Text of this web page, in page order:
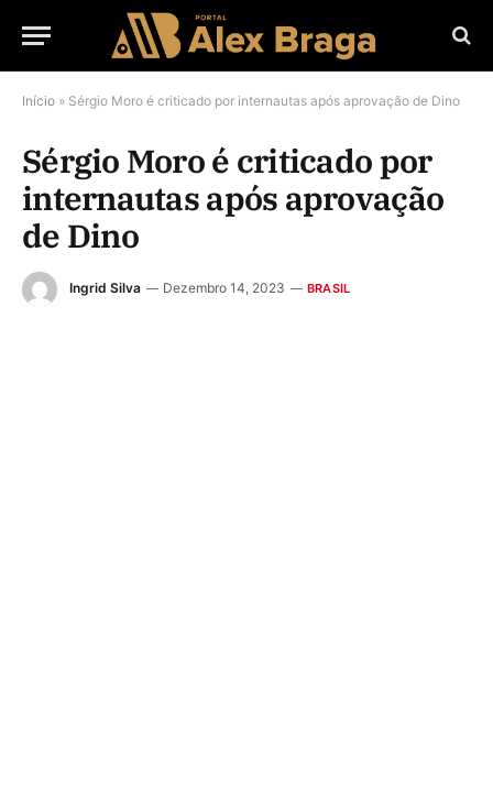
Início » Sérgio Moro é criticado por internautas após aprovação de Dino
Sérgio Moro é criticado por
internautas após aprovação
de Dino
Ingrid Silva Dezembro 14, 2023 BRASIL